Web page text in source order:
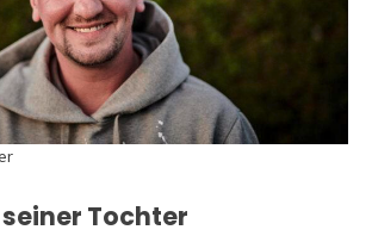
Tochter